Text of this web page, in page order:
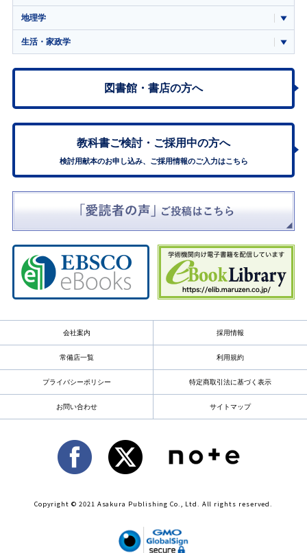
地理学
生活・家政学
図書館・書店の方へ
教科書ご検討・ ご採用中の方へ
検討用献本のお申し込み、ご採用情報のご入力はこちら
会社案内 採用情報
常備店一覧 利用規約
プライバシーポリシー 特定商取引法に基づく表示
お問い合わせ サイトマップ
Copyright © 2021 Asakura Publishing Co., Ltd. All rights reserved.